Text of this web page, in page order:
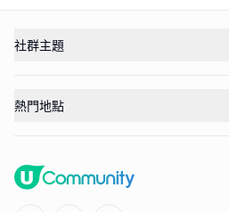
社群主題
熱門地點